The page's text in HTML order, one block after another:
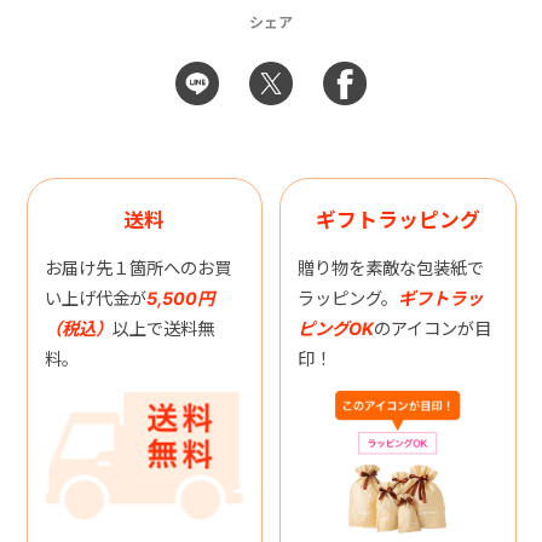
シェア
送料
お届け先１箇所へのお買
い上げ代金が5,500円
（税込） 以上で送料無
料。
ギフトラッピング
贈り物を素敵な包装紙で
ラッピング。 ギフトラッ
ピングOKのアイコンが目
印！